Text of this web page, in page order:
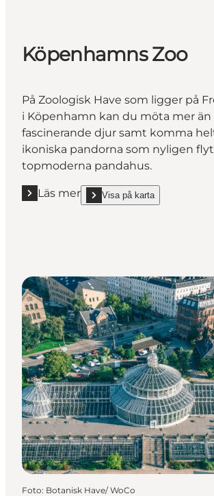
Köpenhamns Zoo
På Zoologisk Have som ligger på
i Köpenhamn kan du möta mer
fascinerande djur samt komma
ikoniska pandorna som nyligen
topmoderna pandahus.
Läs mer
Läs mer "Köpenhamns Zoo"
Visa på karta
show Köpenhamns Zoo on_map
Foto: Botanisk Have/ WoCo